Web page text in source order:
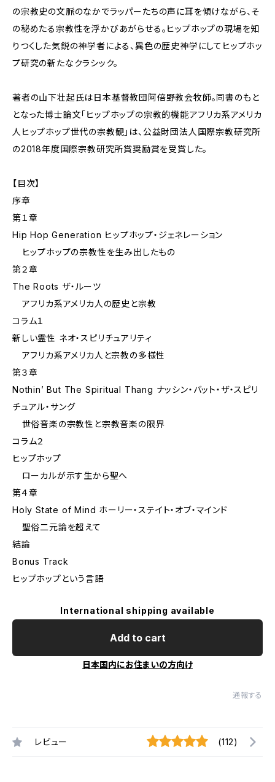
の宗教史の文脈のなかでラッパーたちの声に耳を傾けながら、そ
の秘めたる宗教性を浮かびあがらせる。ヒップホップの現場を知
りつくした気鋭の神学者による、異色の歴史神学にしてヒップホッ
プ研究の新たなクラシック。
著者の山下壮起氏は日本基督教団阿倍野教会牧師。同書のもと
となった博士論文「ヒップホップの宗教的機能――アフリカ系アメリカ
人ヒップホップ世代の宗教観」は、公益財団法人国際宗教研究所
の2018年度国際宗教研究所賞奨励賞を受賞した。
【目次】
序章
第１章
Hip Hop Generation ヒップホップ・ジェネレーション
――ヒップホップの宗教性を生み出したもの
第２章
The Roots ザ・ルーツ
――アフリカ系アメリカ人の歴史と宗教
コラム１
新しい霊性 ネオ・スピリチュアリティ
――アフリカ系アメリカ人と宗教の多様性
第３章
Nothin’ But The Spiritual Thang ナッシン・バット・ザ・スピリ
チュアル・サング
――世俗音楽の宗教性と宗教音楽の限界
コラム２
ヒップホップ
――ローカルが示す生から聖へ
第４章
Holy State of Mind ホーリー・ステイト・オブ・マインド
――聖俗二元論を超えて
結論
Bonus Track
ヒップホップという言語
International shipping available
Add to cart
日本国内にお住まいの方向け
通報する
レビュー (112)